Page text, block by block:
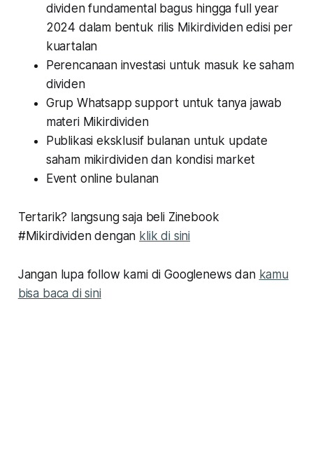
dividen fundamental bagus hingga full year
2024 dalam bentuk rilis Mikirdividen edisi per
kuartalan
Perencanaan investasi untuk masuk ke saham
dividen
Grup Whatsapp support untuk tanya jawab
materi Mikirdividen
Publikasi eksklusif bulanan untuk update
saham mikirdividen dan kondisi market
Event online bulanan
Tertarik? langsung saja beli Zinebook
#Mikirdividen dengan klik di sini
Jangan lupa follow kami di Googlenews dan kamu
bisa baca di sini